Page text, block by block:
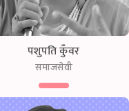
पशुपति कुँवर
समाजसेवी